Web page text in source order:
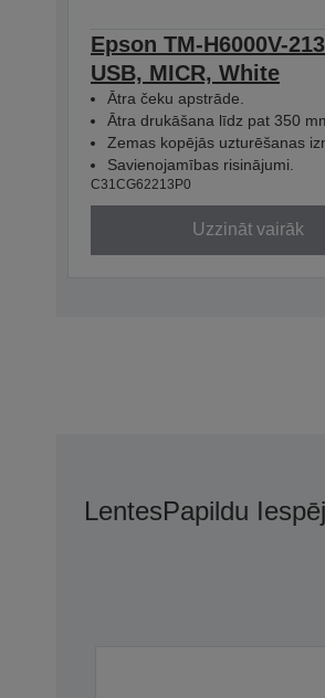
Epson TM-H6000V-
USB, MICR, White
Ātra čeku apstrāde.
Ātra drukāšana līdz pat 350
Zemas kopējās uzturēšanas
Savienojamības risinājumi.
C31CG62213P0
Uzzināt vairāk
LentesPapildu